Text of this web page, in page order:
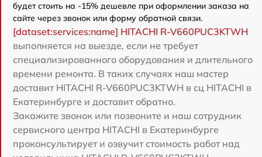
будет стоить на -15% дешевле при оформлении заказа на
сайте через звонок или форму обратной связи.
[dataset:services:name] HITACHI R-V660PUC3KTWH
выполняется на выезде, если не требует
специализированного оборудования и длительного
времени ремонта. В таких случаях наш мастер
доставит HITACHI R-V660PUC3KTWH в сц HITACHI в
Екатеринбурге и доставит обратно.
Закажите звонок или позвоните и наш сотрудник
сервисного центра HITACHI в Екатеринбурге
проконсультирует и озвучит стоимость работ над